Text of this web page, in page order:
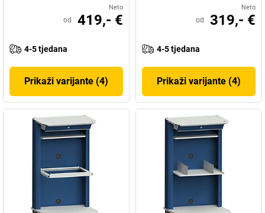
Neto
od 419,- €
4-5 tjedana
Prikaži varijante (4)
Neto
od 319,- €
4-5 tjedana
Prikaži varijante (4)